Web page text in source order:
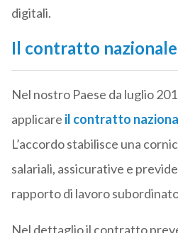
digitali.
Il contratto
Nel nostro Paese da luglio
applicare il contratto
L’accordo stabilisce una
salariali, assicurative e
rapporto di lavoro
Nel dettaglio il contratto